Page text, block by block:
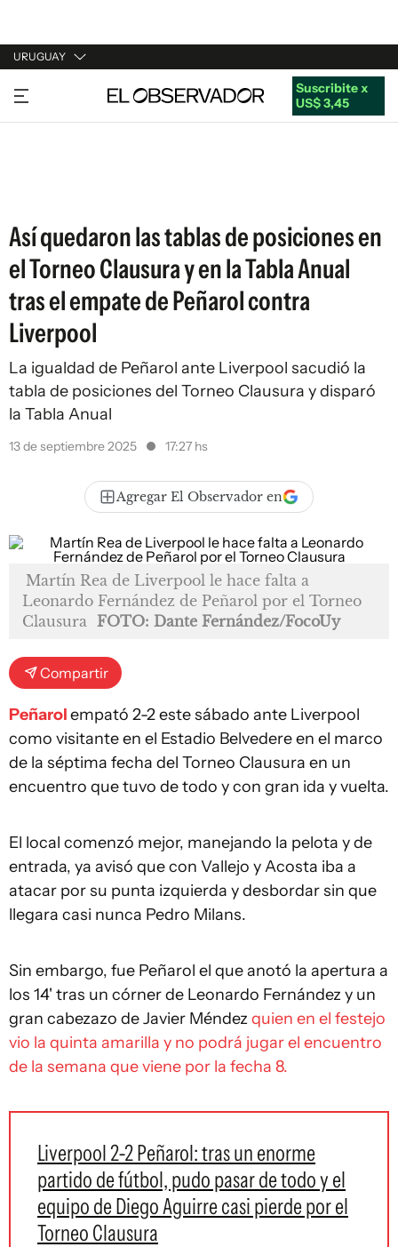
URUGUAY
URUGUAY
ARGENTINA
Suscribite x
US$ 3,45
Así quedaron las tablas de posiciones en
el Torneo Clausura y en la Tabla Anual
tras el empate de Peñarol contra
Liverpool
La igualdad de Peñarol ante Liverpool sacudió la
tabla de posiciones del Torneo Clausura y disparó
la Tabla Anual
13 de septiembre 2025 17:27 hs
Agregar El Observador en
Martín Rea de Liverpool le hace falta a
Leonardo Fernández de Peñarol por el Torneo
Clausura FOTO: Dante Fernández/FocoUy
Compartir
Peñarolempató 2-2 este sábado ante Liverpool
como visitante en el Estadio Belvedere en el marco
de la séptima fecha del Torneo Clausura en un
encuentro que tuvo de todo y con gran ida y vuelta.
El local comenzó mejor, manejando la pelota y de
entrada, ya avisó que con Vallejo y Acosta iba a
atacar por su punta izquierda y desbordar sin que
llegara casi nunca Pedro Milans.
Sin embargo, fue Peñarol el que anotó la apertura a
los 14' tras un córner de Leonardo Fernández y un
gran cabezazo de Javier Méndez quien en el festejo
vio la quinta amarilla y no podrá jugar el encuentro
de la semana que viene por la fecha 8.
Liverpool 2-2 Peñarol: tras un enorme
partido de fútbol, pudo pasar de todo y el
equipo de Diego Aguirre casi pierde por el
Torneo Clausura